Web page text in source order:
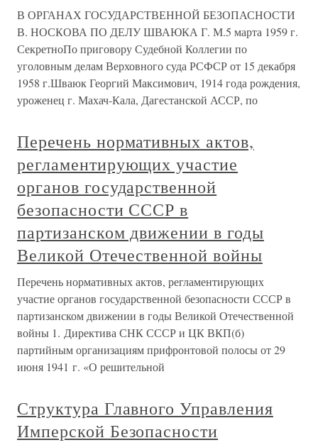
В ОРГАНАХ ГОСУДАРСТВЕННОЙ БЕЗОПАСНОСТИ
В. НОСКОВА ПО ДЕЛУ ШВАЮКА Г. М.5 марта 1959 г.
СекретноПо приговору Судебной Коллегии по
уголовным делам Верховного суда РСФСР от 15 декабря
1958 г.Шваюк Георгий Максимович, 1914 года рождения,
уроженец г. Махач-Кала, Дагестанской АССР, по
Перечень нормативных актов,
регламентирующих участие
органов государственной
безопасности СССР в
партизанском движении в годы
Великой Отечественной войны
Перечень нормативных актов, регламентирующих
участие органов государственной безопасности СССР в
партизанском движении в годы Великой Отечественной
войны 1. Директива СНК СССР и ЦК ВКП(б)
партийным организациям прифронтовой полосы от 29
июня 1941 г. «О решительной
Структура Главного Управления
Имперской Безопасности